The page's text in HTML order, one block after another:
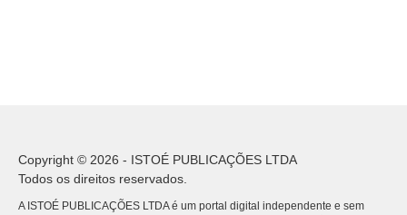
Copyright © 2026 - ISTOÉ PUBLICAÇÕES LTDA
Todos os direitos reservados.
A ISTOÉ PUBLICAÇÕES LTDA é um portal digital independente e sem